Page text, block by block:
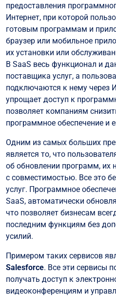
предоставления
Интернет, при которой
готовым программам и
браузер или мобильное
их установки или
В SaaS весь функционал и
поставщика услуг, а
подключаются к нему через
упрощает доступ к
позволяет компаниям
программное обеспечение и
Одним из самых больших
является то, что
об обновлении программ, их
с совместимостью. Все это
услуг. Программное
SaaS, автоматически
что позволяет бизнесам
последним функциям без
усилий.
Примером таких сервисов
Salesforce. Все эти сервисы
получать доступ к
видеоконференциям и